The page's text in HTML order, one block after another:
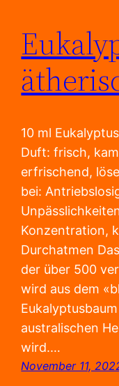
Zum
Inhalt
springen
10 ml
Duft: frisch,
erfrischend,
bei:
Konzentration,
Durchatmen
der über 500
wird aus dem
australischen
wird.…
November 11,